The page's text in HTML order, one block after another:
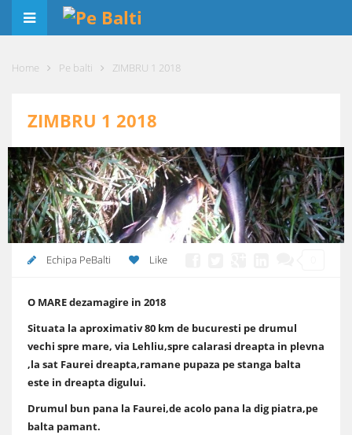
Home Pe balti ZIMBRU 1 2018
ZIMBRU 1 2018
Echipa PeBalti Like
O MARE dezamagire in 2018
Situata la aproximativ 80 km de bucuresti pe drumul
vechi spre mare, via Lehliu,spre calarasi dreapta in plevna
,la sat Faurei dreapta,ramane pupaza pe stanga balta
este in dreapta digului.
Drumul bun pana la Faurei,de acolo pana la dig piatra,pe
balta pamant.